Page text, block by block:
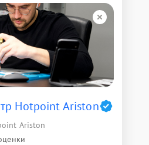
Hotpoint Ariston
Ariston